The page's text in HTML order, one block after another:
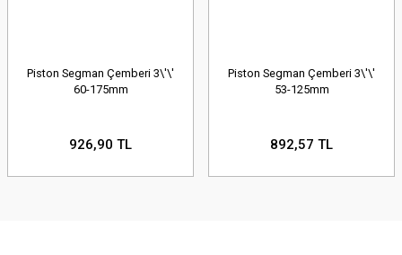
Piston Segman Çemberi 3\'\'
60-175mm
926,90 TL
Piston Segman Çemberi 3\'\'
53-125mm
892,57 TL